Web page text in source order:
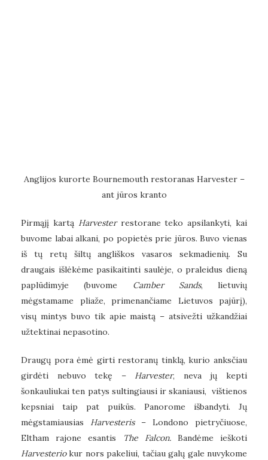
Anglijos kurorte Bournemouth restoranas Harvester –
ant jūros kranto
Pirmąjį kartą Harvesterrestorane teko apsilankyti, kai
buvome labai alkani, po popietės prie jūros. Buvo vienas
iš tų retų šiltų angliškos vasaros sekmadienių. Su
draugais išlėkėme pasikaitinti saulėje, o praleidus dieną
paplūdimyje (buvome Camber Sands, lietuvių
mėgstamame pliaže, primenančiame Lietuvos pajūrį),
visų mintys buvo tik apie maistą – atsivežti užkandžiai
užtektinai nepasotino.
Draugų pora ėmė girti restoranų tinklą, kurio anksčiau
girdėti nebuvo tekę – Harvester, neva jų kepti
šonkauliukai ten patys sultingiausi ir skaniausi, vištienos
kepsniai taip pat puikūs. Panorome išbandyti. Jų
mėgstamiausias Harvesteris– Londono pietryčiuose,
Eltham rajone esantis
The Falcon. Bandėme ieškoti
Harvesteriokur nors pakeliui, tačiau galų gale nuvykome